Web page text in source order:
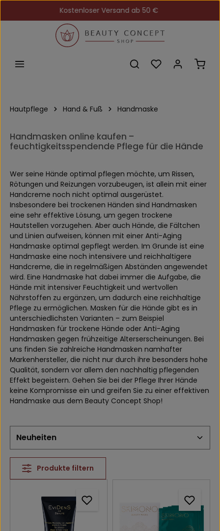
Zum Hauptinhalt springenKostenloser Versand ab 50 €
Du hast 0
Hautpflege Hand & Fuß Handmaske
Handmasken online kaufen –
feuchtigkeitsspendende Pflege für die Hände
Wer seine Hände optimal pflegen möchte, um Rissen,
Rötungen und Reizungen vorzubeugen, ist allein mit einer
Handcreme noch nicht optimal ausgerüstet.
Insbesondere bei trockenen Händen sind Handmasken
eine sehr effektive Lösung, um gegen trockene
Hautstellen vorzugehen. Aber auch Hände, die Fältchen
und Linien aufweisen, können mit einer Anti-Aging
Handmaske optimal gepflegt werden. Im Grunde ist eine
Handmaske eine noch intensivere und reichhaltigere
Handcreme, die in regelmäßigen Abständen angewendet
wird. Eine Handmaske hat dabei immer die Aufgabe, die
Hände mit intensiver Feuchtigkeit und wertvollen
Nährstoffen zu ergänzen, um dadurch eine reichhaltige
Pflege zu ermöglichen. Masken für die Hände gibt es in
unterschiedlichsten Varianten – zum Beispiel
Handmasken für trockene Hände oder Anti-Aging
Handmasken gegen frühzeitige Alterserscheinungen. Bei
uns finden Sie zahlreiche Handmasken namhafter
Markenhersteller, die nicht nur durch ihre besonders hohe
Qualität, sondern vor allem den nachhaltig pflegenden
Effekt begeistern. Gehen Sie bei der Pflege Ihrer Hände
keine Kompromisse ein und greifen Sie zu einer effektiven
Handmaske aus dem Beauty Concept Shop!
Produkte filtern